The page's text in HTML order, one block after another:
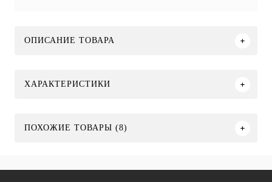
ОПИСАНИЕ ТОВАРА
ХАРАКТЕРИСТИКИ
ПОХОЖИЕ ТОВАРЫ (8)